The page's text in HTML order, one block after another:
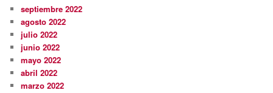
septiembre 2022
agosto 2022
julio 2022
junio 2022
mayo 2022
abril 2022
marzo 2022